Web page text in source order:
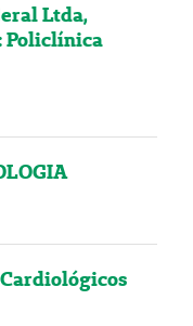
Ltda,
Policlínica